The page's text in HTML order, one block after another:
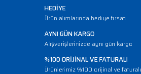
HEDİYE
Ürün alımlarında hediye fırsatı
AYNI GÜN KARGO
Alışverişlerinizde aynı gün kargo
%100 ORİJİNAL VE FATURALI
Ürünlerimiz %100 orijinal ve faturalı